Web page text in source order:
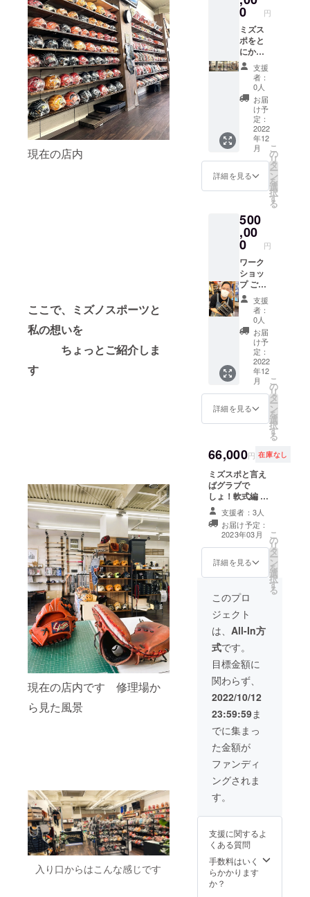
現在の店内
ここで、ミズノスポーツと
私の想いを
ちょっとご紹介しま
す
現在の店内です 修理場か
ら見た風景
入り口からはこんな感じです
考欄に
記載お
願いし
ます。
ブラッ
ク こち
らは普
段のサ
イズで
ご選択
頂いた
場合で
も着た
感じは
ルーズ
なシル
エット
となり
ます。
画像の
サイズ
表でご
それぞ
れのサ
イズを
ご選択
下さい
ませ。
グラブ
スタン
ドはグ
ラブを
立てた
時捕球
面が綺
麗に見
えるよ
う設計
されて
いま
す。 作
製にお
が掛か
ります
ので、
出来上
がり次
第発送
とさせ
て頂き
ます。
クーポ
ン期限
は記載
日から1
年間と
なりま
す。 T
シャツ
と一緒
に発送
させて
頂きま
す 店頭
でのお
受け取
りご希
望の場
合には
備考欄
にご記
入下さ
いま
欄にご
記入下
さい。
大文
字、小
文字の
指定が
ある場
合もお
知らせ
下さ
い。 こ
ちらの
リター
ンは経
ない
為、ご
いた金
額を有
効に使
わせて
頂きま
す。 後
日メー
ルにて
画像を
お送り
しま
す。
データが必要と
でお送り下さい
ト指定の場合
フォントデータ
かPDF、クリア
な写真が必要で
す。いずれも
メールにてお送
指定がない場合
こちらでご提案
させて頂きます
知らせ下さい。
きます。 発送後
ミズスポ
Instagramにグ
ラブを投稿させ
て下さい☻ お名
前の刺繍をお入
れする為、備考
欄にスペルをご
記入下さいま
にちがかかる
為、完成次第発
送させて頂きま
す。 高校、シニ
ア、ボーイズ
リーグでは使用
お届け時期は余
裕をみた期間で
す。出来上がり
次第発送させて
頂きます。
0 円
ミズス
ポをと
にかく
応援し
まく
る！
と思っ
て下さ
る方へ
ご支援
の感謝
を込め
て店舗
正面右
側ガラ
ス面に
のチー
ムロ
ゴ、店
舗ロ
ゴ、 お
名前等
最低3年
間掲載
させて
頂き、
店内に
もご希
望のロ
ゴを切
り抜い
たアイ
アン看
板を設
置させ
て頂き
掲載後
差し支
えなけ
れば
Instagr
トー
リーズ
にてご
紹介さ
せて下
さい。 *
リーズ
での公
開が不
要な場
合は備
考欄へ
その旨
ご記入
くださ
い サイ
ズ、カ
ラーは
申し訳
ありま
せんが
こちら
の指定
とさせ
指定ロ
ゴはAI
データ
が必要
となり
ますの
支援
者：
0人
お届
け予
定：
2022
年12
月
詳細を見る
こ
の
リ
タ
ー
ン
を
選
択
す
る
500
,00
0 円
ワーク
ショッ
プ ご希
望の場
所で型
付け担
当小川
による
グラブ
の型の
作り
方、お
手入
れ、グ
ラブの
使い方
話、体
感して
頂く
ワーク
ショッ
いま
す。 日
程、場
所、時
間、人
相談さ
せてく
ださ
い。 国
内であ
ればお
受けで
きます
が、遠
方の場
合は別
途交通
費など
の費用
をご負
担頂く
場合が
ありま
定は記
入必須
の為記
載して
います
が この
支援
者：
0人
お届
け予
定：
2022
年12
月
詳細を見る
こ
の
リ
タ
ー
ン
を
選
択
す
る
66,000円 在庫なし
ミズスポと言え
ばグラブで
しょ！軟式編 店
頭販売はせず、
このプロジェク
ト用に別注する
オリジナル刺繡
入りの軟式グラ
ブを 型付けして
引き取りも可能
です。備考欄へ
ご記入くださ
い） 作製にお日
にちが掛かりま
すので、仕上が
り次第発送させ
て頂きます。 お
届け時期は余裕
をみた期間で
次第発送させて
頂きます。 お名
前の刺繡が入り
ます。ご希望の
スペルを備考欄
にてお知らせく
ださい
支援者：3人
お届け予定：
2023年03月
詳細を見る
こ
の
リ
タ
ー
ン
を
選
択
す
る
このプロ
ジェクト
は、 All-In方
式です。
目標金額に
関わらず、
2022/10/12
23:59:59ま
でに集まっ
た金額が
ファンディ
ングされま
す。
支援に関するよ
くある質問
手数料はいく
らかかります
か？